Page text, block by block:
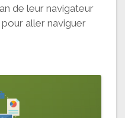
de leur navigateur
aller naviguer